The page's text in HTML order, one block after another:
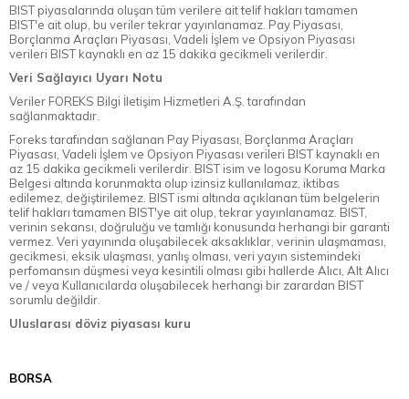
BIST piyasalarında oluşan tüm verilere ait telif hakları tamamen
BIST'e ait olup, bu veriler tekrar yayınlanamaz. Pay Piyasası,
Borçlanma Araçları Piyasası, Vadeli İşlem ve Opsiyon Piyasası
verileri BIST kaynaklı en az 15 dakika gecikmeli verilerdir.
Veri Sağlayıcı Uyarı Notu
Veriler FOREKS Bilgi İletişim Hizmetleri A.Ş. tarafından
sağlanmaktadır.
Foreks tarafından sağlanan Pay Piyasası, Borçlanma Araçları
Piyasası, Vadeli İşlem ve Opsiyon Piyasası verileri BIST kaynaklı en
az 15 dakika gecikmeli verilerdir. BIST isim ve logosu Koruma Marka
Belgesi altında korunmakta olup izinsiz kullanılamaz, iktibas
edilemez, değiştirilemez. BIST ismi altında açıklanan tüm belgelerin
telif hakları tamamen BIST'ye ait olup, tekrar yayınlanamaz. BIST,
verinin sekansı, doğruluğu ve tamlığı konusunda herhangi bir garanti
vermez. Veri yayınında oluşabilecek aksaklıklar, verinin ulaşmaması,
gecikmesi, eksik ulaşması, yanlış olması, veri yayın sistemindeki
perfomansın düşmesi veya kesintili olması gibi hallerde Alıcı, Alt Alıcı
ve / veya Kullanıcılarda oluşabilecek herhangi bir zarardan BIST
sorumlu değildir.
Uluslarası döviz piyasası kuru
BORSA